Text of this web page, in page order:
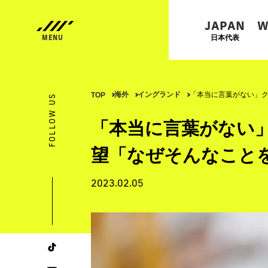
JAPAN
日本代表
FOLLOW US TOP 海外 イングランド 「本当に言葉がない」
「本当に言葉がな
望「なぜそんなこと
2023.02.05